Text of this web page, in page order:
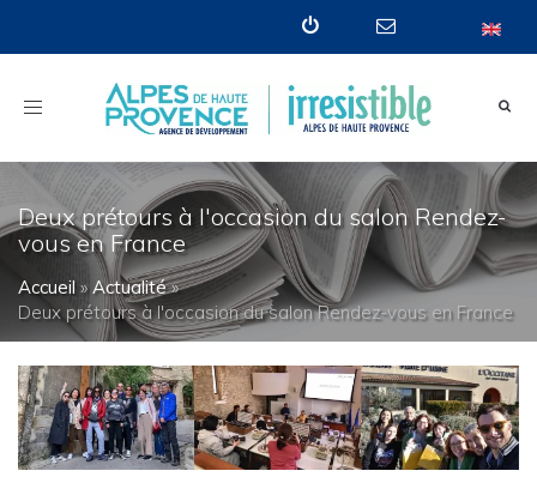
Toggle
navigation
Deux prétours à l'occasion du salon Rendez-
vous en France
Accueil »Actualité»
Deux prétours à l'occasion du salon Rendez-vous en France